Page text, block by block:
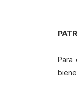
Para